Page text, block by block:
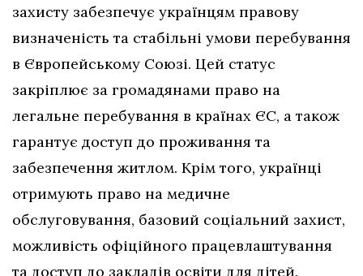
захисту забезпечує українцям правову
визначеність та стабільні умови перебування
в Європейському Союзі. Цей статус
закріплює за громадянами право на
легальне перебування в країнах ЄС, а також
гарантує доступ до проживання та
забезпечення житлом. Крім того, українці
отримують право на медичне
обслуговування, базовий соціальний захист,
можливість офіційного працевлаштування
та доступ до закладів освіти для дітей.